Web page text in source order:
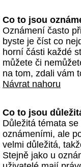
Co to jsou
Oznámení často
byste je číst co
horní části každé
můžete či
na tom, zdali vám
Návrat nahoru
Co to jsou
Důležitá témata
oznámeními, ale
velmi důležitá,
Stejně jako u